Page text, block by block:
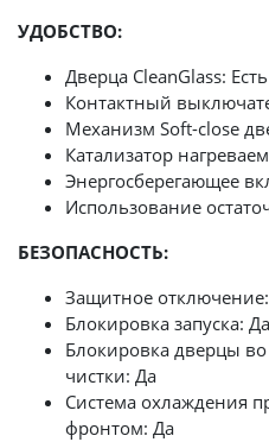
УДОБСТВО:
Дверца CleanGlass: Есть
Контактный
Механизм Soft-close
Катализатор
Энергосберегающее
Использование
БЕЗОПАСНОСТЬ:
Защитное отключение:
Блокировка запуска: Да
Бло­ки­ров­ка двер­цы
чист­ки: Да
Система охлаждения
фронтом: Да